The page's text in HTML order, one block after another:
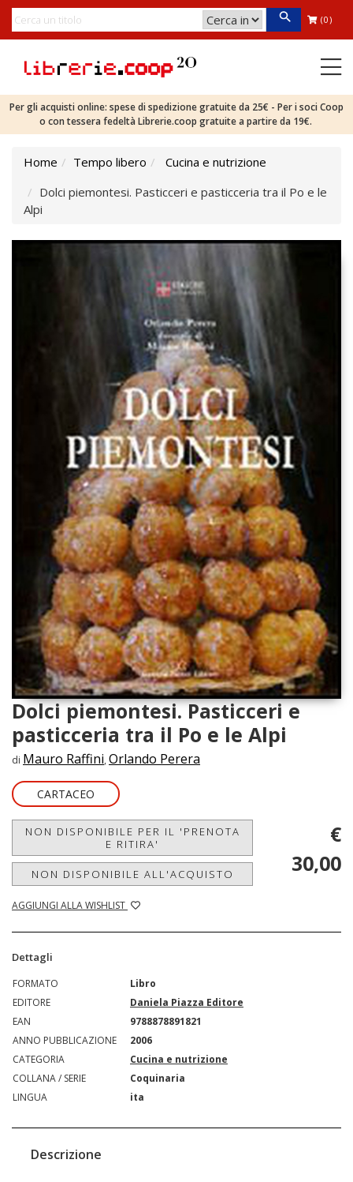
(0)
Per gli acquisti online: spese di spedizione gratuite da 25€ - Per i soci Coop
o con tessera fedeltà Librerie.coop gratuite a partire da 19€.
Home Tempo libero
Cucina e nutrizione
Dolci piemontesi. Pasticceri e pasticceria tra il Po e le
Alpi
Dolci piemontesi. Pasticceri e
pasticceria tra il Po e le Alpi
di Mauro Raffini, Orlando Perera
CARTACEO
NON DISPONIBILE PER IL 'PRENOTA
E RITIRA'
NON DISPONIBILE ALL'ACQUISTO
AGGIUNGI ALLA WISHLIST
€
30,00
Dettagli
FORMATO
Libro
EDITORE
Daniela Piazza Editore
EAN
9788878891821
ANNO PUBBLICAZIONE
2006
CATEGORIA
Cucina e nutrizione
COLLANA / SERIE
Coquinaria
LINGUA
ita
Descrizione